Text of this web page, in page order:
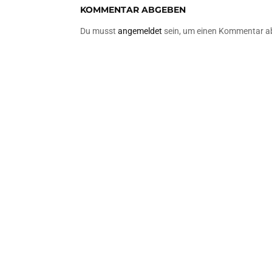
KOMMENTAR ABGEBEN
Du musst angemeldet sein, um einen Kommentar